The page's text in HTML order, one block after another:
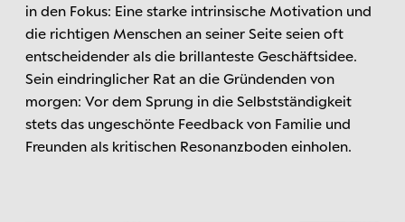
in den Fokus: Eine starke intrinsische Motivation und
die richtigen Menschen an seiner Seite seien oft
entscheidender als die brillanteste Geschäftsidee.
Sein eindringlicher Rat an die Gründenden von
morgen: Vor dem Sprung in die Selbstständigkeit
stets das ungeschönte Feedback von Familie und
Freunden als kritischen Resonanzboden einholen.